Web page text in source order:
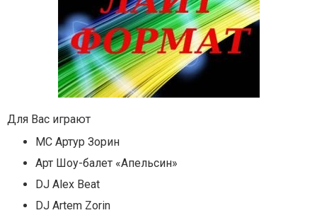
Для Вас играют
MC Артур Зорин
Арт Шоу-балет «Апельсин»
DJ Alex Beat
DJ Artem Zorin